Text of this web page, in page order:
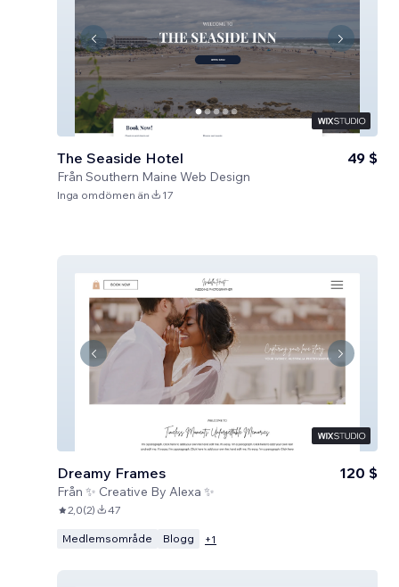
The Seaside Hotel
Från Southern Maine Web Design
49 $
Inga omdömen än 17
Dreamy Frames
Från ✨ Creative By Alexa ✨
120 $
2,0(2) 47
Medlemsområde Blogg +1